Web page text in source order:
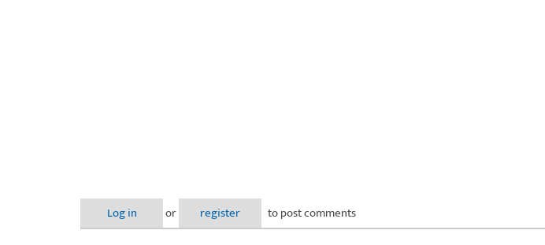
Log in or register to post comments